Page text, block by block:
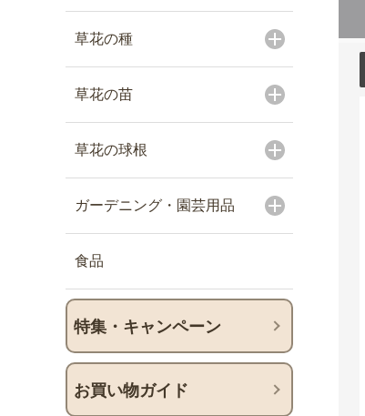
草花の種
草花の苗
草花の球根
ガーデニング・園芸用品
食品
特集・キャンペーン
お買い物ガイド